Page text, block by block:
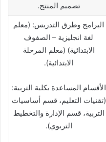
تصميم المنتج.
البرامج وطرق التدريس: (معلم
لغة انجليزية – الصفوف
الابتدائية) (معلم المرحلة
الابتدائية).
الأقسام المساعدة بكلية التربية:
(تقنيات التعليم، قسم أساسيات
التربية، قسم الإدارة والتخطيط
التربوي).